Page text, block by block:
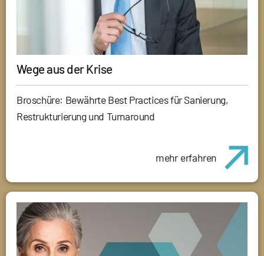
Wege aus der Krise
Broschüre: Bewährte Best Practices für Sanierung,
Restrukturierung und Turnaround
mehr erfahren